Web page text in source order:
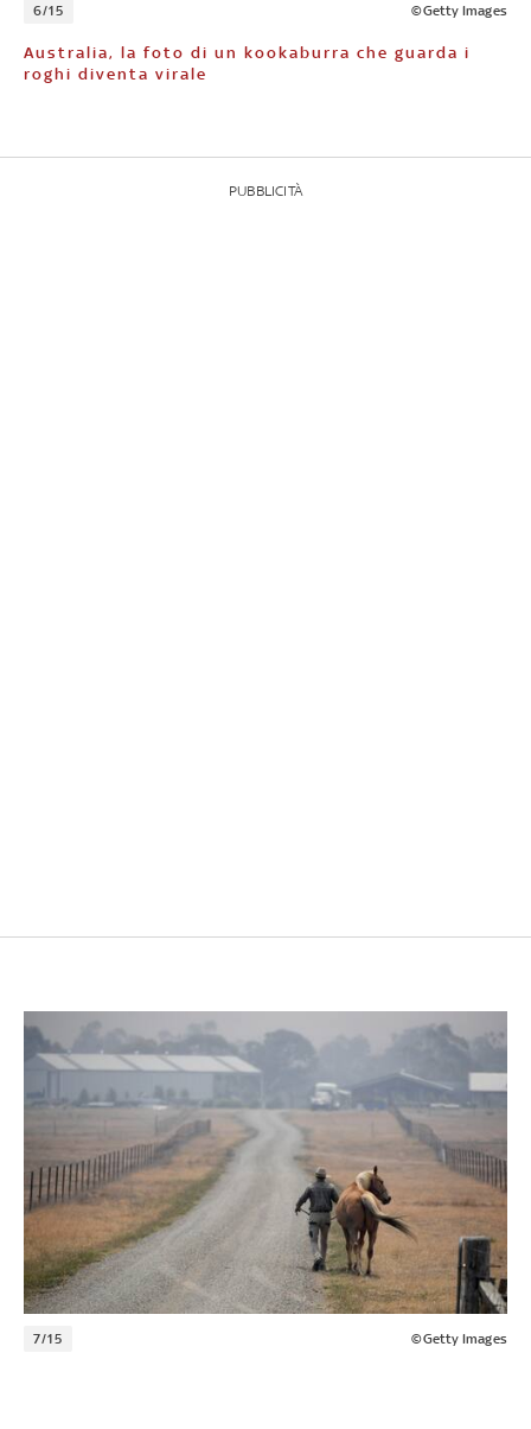
6/15 ©Getty Images
Australia, la foto di un kookaburra che guarda i
roghi diventa virale
PUBBLICITÀ
7/15 ©Getty Images